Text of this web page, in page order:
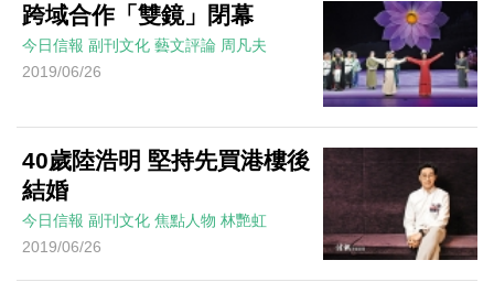
跨域合作「雙鏡」閉幕
今日信報 副刊文化 藝文評論 周凡夫
2019/06/26
40歲陸浩明 堅持先買港樓後
結婚
今日信報 副刊文化 焦點人物 林艷虹
2019/06/26